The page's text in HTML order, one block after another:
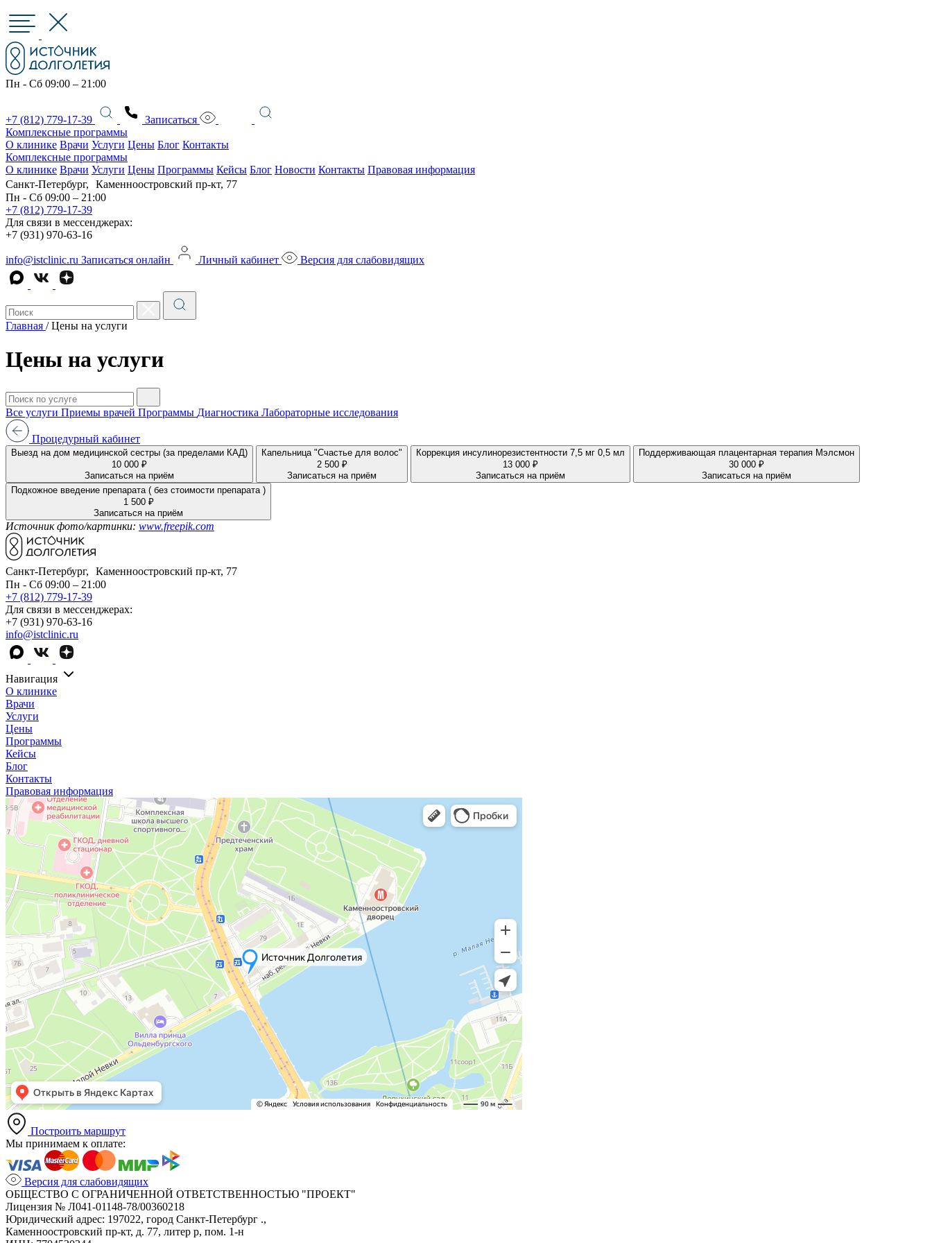
Пн - Сб 09:00 – 21:00
+7 (812) 779-17-39
Записаться
Комплексные программы
О клинике Врачи Услуги Цены Блог Контакты
Комплексные программы
О клинике Врачи Услуги Цены Программы Кейсы Блог Новости Контакты Правовая информация
Санкт-Петербург, Каменноостровский пр-кт, 77
Пн - Сб 09:00 – 21:00
+7 (812) 779-17-39
Для связи в мессенджерах:
+7 (931) 970-63-16
info@istclinic.ru Записаться онлайн Личный кабинет Версия для слабовидящих
Главная / Цены на услуги
Цены на услуги
Все услуги Приемы врачей Программы Диагностика Лабораторные исследования
Процедурный кабинет
Выезд на дом медицинской сестры (за пределами КАД)
10 000 ₽
Записаться на приём
Капельница "Счастье для волос"
2 500 ₽
Записаться на приём
Коррекция инсулинорезистентности 7,5 мг 0,5 мл
13 000 ₽
Записаться на приём
Поддерживающая плацентарная терапия Мэлсмон
30 000 ₽
Записаться на приём
Подкожное введение препарата ( без стоимости препарата )
1 500 ₽
Записаться на приём
Источник фото/картинки: www.freepik.com
Санкт-Петербург, Каменноостровский пр-кт, 77
Пн - Сб 09:00 – 21:00
+7 (812) 779-17-39
Для связи в мессенджерах:
+7 (931) 970-63-16
info@istclinic.ru
Навигация
О клинике
Врачи
Услуги
Цены
Программы
Кейсы
Блог
Контакты
Правовая информация
Построить маршрут
Мы принимаем к оплате:
Версия для слабовидящих
ОБЩЕСТВО С ОГРАНИЧЕННОЙ ОТВЕТСТВЕННОСТЬЮ "ПРОЕКТ"
Лицензия № Л041-01148-78/00360218
Юридический адрес: 197022, город Санкт-Петербург .,
Каменноостровский пр-кт, д. 77, литер р, пом. 1-н